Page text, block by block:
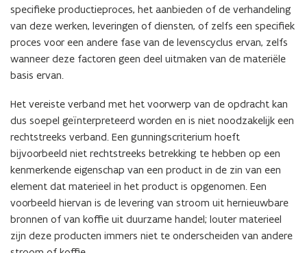
specifieke productieproces, het aanbieden of de verhandeling
van deze werken, leveringen of diensten, of zelfs een specifiek
proces voor een andere fase van de levenscyclus ervan, zelfs
wanneer deze factoren geen deel uitmaken van de materiële
basis ervan.
Het vereiste verband met het voorwerp van de opdracht kan
dus soepel geïnterpreteerd worden en is niet noodzakelijk een
rechtstreeks verband. Een gunningscriterium hoeft
bijvoorbeeld niet rechtstreeks betrekking te hebben op een
kenmerkende eigenschap van een product in de zin van een
element dat materieel in het product is opgenomen. Een
voorbeeld hiervan is de levering van stroom uit hernieuwbare
bronnen of van koffie uit duurzame handel; louter materieel
zijn deze producten immers niet te onderscheiden van andere